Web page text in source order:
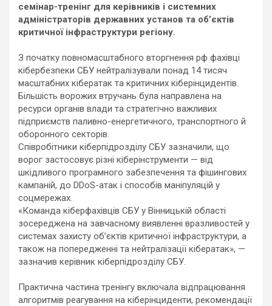
семінар-тренінг для керівників і системних
адміністраторів державних установ та об’єктів
критичної інфраструктури регіону.
З початку повномасштабного вторгнення рф фахівці
кібербезпеки СБУ нейтралізували понад 14 тисяч
масштабних кібератак та критичних кіберінцидентів.
Більшість ворожих втручань була направлена на
ресурси органів влади та стратегічно важливих
підприємств паливно-енергетичного, транспортного й
оборонного секторів.
Співробітники кіберпідрозділу СБУ зазначили, що
ворог застосовує різні кіберінструменти — від
шкідливого програмного забезпечення та фішингових
кампаній, до DDoS-атак і способів маніпуляцій у
соцмережах.
«Команда кіберфахівців СБУ у Вінницькій області
зосереджена на завчасному виявленні вразливостей у
системах захисту об’єктів критичної інфраструктури, а
також на попередженні та нейтралізації кібератак», —
зазначив керівник кіберпідрозділу СБУ.
Практична частина тренінгу включала відпрацювання
алгоритмів реагування на кіберінциденти, рекомендації